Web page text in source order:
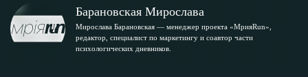
Барановская Мирослава
Мирослава Барановская — менеджер проекта «МрияRun»,
редактор, специалист по маркетингу и соавтор части
психологических дневников.